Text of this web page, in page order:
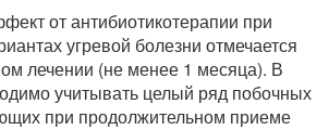
от антибиотикотерапии при
угревой болезни отмечается
лечении (не менее 1 месяца). В
учитывать целый ряд побочных
при продолжительном приеме